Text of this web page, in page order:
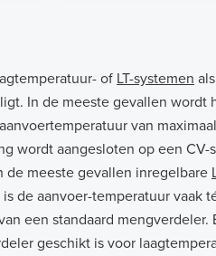
of LT-systemen
ligt. In de meeste gevallen
van
wordt aangesloten op een
de meeste gevallen inregelbare
de aanvoer-temperatuur vaak
een standaard
geschikt is voor